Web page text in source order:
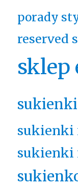
porady
reserved
sklep
sukienki
sukienki
sukienki